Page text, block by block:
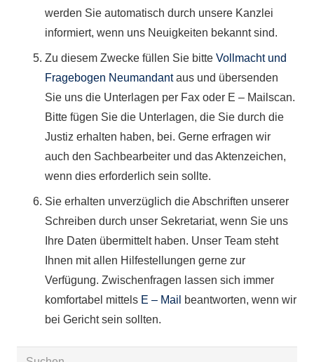
werden Sie automatisch durch unsere Kanzlei
informiert, wenn uns Neuigkeiten bekannt sind.
Zu diesem Zwecke füllen Sie bitte Vollmacht und
Fragebogen Neumandantaus und übersenden
Sie uns die Unterlagen per Fax oder E – Mailscan.
Bitte fügen Sie die Unterlagen, die Sie durch die
Justiz erhalten haben, bei. Gerne erfragen wir
auch den Sachbearbeiter und das Aktenzeichen,
wenn dies erforderlich sein sollte.
Sie erhalten unverzüglich die Abschriften unserer
Schreiben durch unser Sekretariat, wenn Sie uns
Ihre Daten übermittelt haben. Unser Team steht
Ihnen mit allen Hilfestellungen gerne zur
Verfügung. Zwischenfragen lassen sich immer
komfortabel mittels E – Mail
beantworten, wenn wir
bei Gericht sein sollten.
Suchen